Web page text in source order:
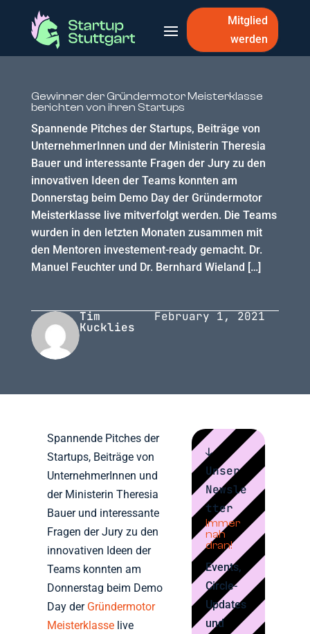
Mitglied
werden
Gewinner der Gründermotor Meisterklasse
berichten von ihren Startups
Spannende Pitches der Startups, Beiträge von
UnternehmerInnen und der Ministerin Theresia
Bauer und interessante Fragen der Jury zu den
innovativen Ideen der Teams konnten am
Donnerstag beim Demo Day der Gründermotor
Meisterklasse live mitverfolgt werden. Die Teams
wurden in den letzten Monaten zusammen mit
den Mentoren investement-ready gemacht. Dr.
Manuel Feuchter und Dr. Bernhard Wieland […]
Tim
Kucklies
February 1, 2021
Spannende Pitches der
Startups, Beiträge von
UnternehmerInnen und
der Ministerin Theresia
Bauer und interessante
Fragen der Jury zu den
innovativen Ideen der
Teams konnten am
Donnerstag beim Demo
Day der Gründermotor
Meisterklasse live
↓
Unser
Newsle
tter
Immer
nah
dran!
Events,
Circle-
Updates
und